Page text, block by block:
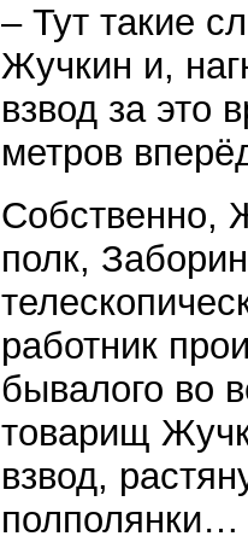
– Тут такие
Жучкин и,
взвод за это
метров
Собственно,
полк,
работник
бывалого во
товарищ
взвод,
полполянки…